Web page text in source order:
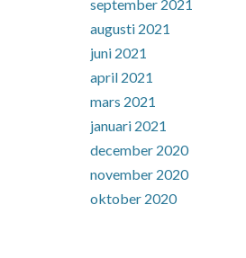
september 2021
augusti 2021
juni 2021
april 2021
mars 2021
januari 2021
december 2020
november 2020
oktober 2020